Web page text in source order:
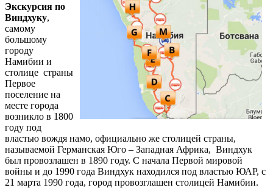
Экскурсия по
Виндхуку,
самому
большому
городу
Намибии и
столице страны
Первое
поселение на
месте города
возникло в 1800
году под
властью вождя намо, официально же столицей страны,
называемой Германская Юго – Западная Африка, Виндхук
был провозлашен в 1890 году. С начала Первой мировой
войны и до 1990 года Виндхук находился под властью ЮАР, с
21 марта 1990 года, город провозглашен столицей Намибии.